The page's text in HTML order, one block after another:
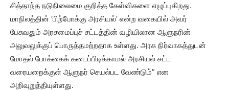
சித்தாந்த நடுநிலைமை குறித்த கேள்விகளை எழுப்புகிறது.
மாநிலத்தின் ‘பிற்போக்கு அரசியல்’ என்ற வகையில் அவர்
பேசுவதும் அரசமைப்புச் சட்டத்தின் வழியிலான ஆளுநரின்
அலுவலுக்குப் பொருத்தமற்றதாக உள்ளது. அரசு நிர்வாகத்துடன்
மோதல் போக்கைக் கடைப்பிடிக்காமல் அரசியல் சட்ட
வரையறைக்குள் ஆளுநர் செயல்பட வேண்டும்” என
அறிவுறுத்தியுள்ளது.